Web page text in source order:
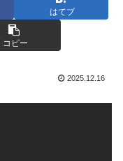
はてブ
コピー
2025.12.16